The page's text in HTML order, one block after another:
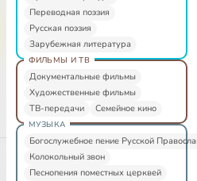
Переводная поэзия
Русская поэзия
Зарубежная литература
ФИЛЬМЫ И ТВ
Документальные фильмы
Художественные фильмы
ТВ-передачи
Семейное кино
МУЗЫКА
Богослужебное пение Русской
Колокольный звон
Песнопения поместных церквей